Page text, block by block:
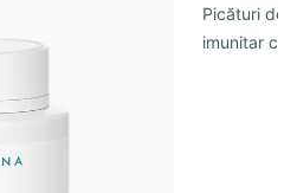
Picături de
imunitar cu